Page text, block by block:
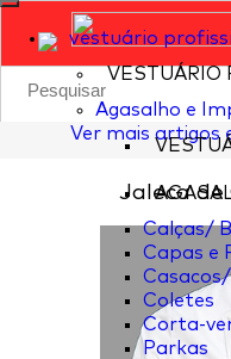
vestuário
VESTUÁRIO
Agasalho e
Calças/
Capas e
Coletes
Corta-
Parkas
Ver mais artigos
Jaleca de